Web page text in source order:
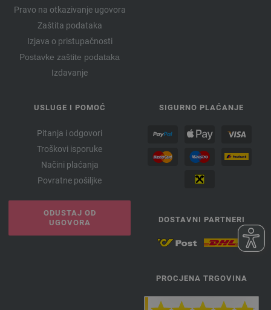
Pravo na otkazivanje ugovora
Zaštita podataka
Izjava o pristupačnosti
Postavke zaštite podataka
Izdavanje
USLUGE I POMOĆ
Pitanja i odgovori
Troškovi isporuke
Načini plaćanja
Povratne pošiljke
ODUSTAJ OD
UGOVORA
SIGURNO PLAĆANJE
DOSTAVNI PARTNERI
PROCJENA TRGOVINA